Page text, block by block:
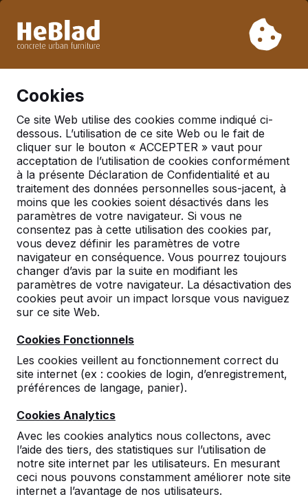
semaine 31 à la semaine 33. Veuillez donc tenir compte des
délais de livraison plus longs.
Cookies
Ce site Web utilise des cookies comme indiqué ci-
dessous. L’utilisation de ce site Web ou le fait de
cliquer sur le bouton « ACCEPTER » vaut pour
acceptation de l’utilisation de cookies conformément
à la présente Déclaration de Confidentialité et au
traitement des données personnelles sous-jacent, à
moins que les cookies soient désactivés dans les
paramètres de votre navigateur. Si vous ne
consentez pas à cette utilisation des cookies par,
vous devez définir les paramètres de votre
navigateur en conséquence. Vous pourrez toujours
changer d’avis par la suite en modifiant les
paramètres de votre navigateur. La désactivation des
cookies peut avoir un impact lorsque vous naviguez
sur ce site Web.
Cookies Fonctionnels
Les cookies veillent au fonctionnement correct du
site internet (ex : cookies de login, d’enregistrement,
préférences de langage, panier).
Cookies Analytics
Avec les cookies analytics nous collectons, avec
l’aide des tiers, des statistiques sur l’utilisation de
notre site internet par les utilisateurs. En mesurant
ceci nous pouvons constamment améliorer note site
internet a l’avantage de nos utilisateurs.
Table multi-jeux Standard
Table Multi-jeux (1-1-1)
Standard beton antracite
10reviews